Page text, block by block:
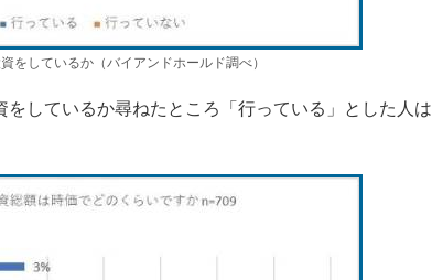
をしているか（バイアンドホールド調べ）
しているか尋ねたところ「行っている」とした人は